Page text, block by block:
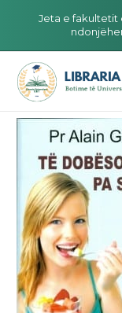
Jeta e fakultetit